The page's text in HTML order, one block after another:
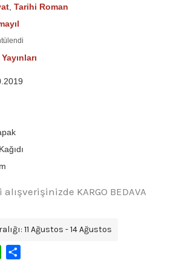
Tarihi Roman
alışverişinizde KARGO BEDAVA
11 Ağustos - 14 Ağustos
WhatsApp